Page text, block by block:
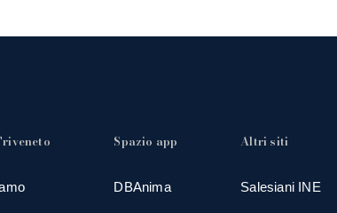
Spazio app
DBAnima
Altri siti
Salesiani INE